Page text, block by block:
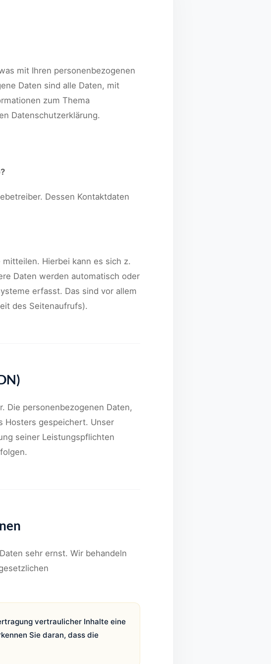
mit Ihren personenbezogenen
Daten sind alle Daten, mit
zum Thema
Datenschutzerklärung.
Dessen Kontaktdaten
Hierbei kann es sich z.
Daten werden automatisch oder
erfasst. Das sind vor allem
des Seitenaufrufs).
Die personenbezogenen Daten,
Hosters gespeichert. Unser
seiner Leistungspflichten
sehr ernst. Wir behandeln
vertraulicher Inhalte eine
Sie daran, dass die